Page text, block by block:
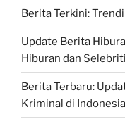
Berita Terkini:
Update Berita
Hiburan dan Selebriti
Berita Terbaru:
Kriminal di Indonesia